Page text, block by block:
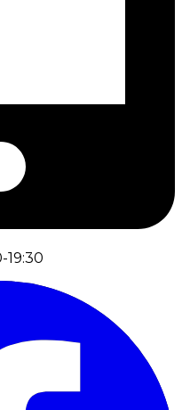
19:30